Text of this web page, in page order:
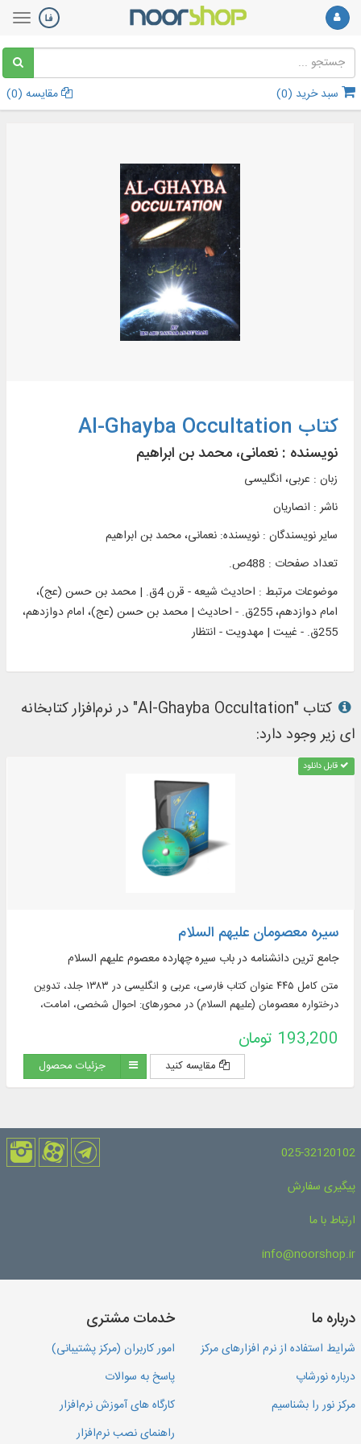
سبد خرید (0
) مقایسه (0
)
کتاب Al-Ghayba Occultation
نویسنده : نعمانی، محمد بن ابراهیم
زبان : عربی، انگلیسی
ناشر : انصاريان
سایر نویسندگان : نویسنده: نعمانی، محمد بن ابراهیم
تعداد صفحات : 488ص.
موضوعات مرتبط :
احادیث شیعه - قرن 4ق. | محمد بن حسن (عج)،
امام دوازدهم، 255ق. - احادیث | محمد بن حسن (عج)، امام دوازدهم،
255ق. - غیبت | مهدویت - انتظار
کتاب "Al-Ghayba Occultation" در نرم‌افزار کتابخانه
ای زیر وجود دارد:
قابل دانلود
سیره معصومان علیهم السلام
جامع ترین دانشنامه در باب سیره چهارده معصوم علیهم السلام
متن کامل ۴۴۵ عنوان کتاب فارسی، عربی و انگلیسی در ۱۳۸۳ جلد، تدوین
درختواره معصومان (علیهم السلام) در محورهای: احوال شخصی، امامت،
193,200 تومان
مقایسه کنید جزئیات محصول
025-32120102
پیگیری سفارش
ارتباط با ما
info@noorshop.ir
درباره ما
شرایط استفاده از نرم افزارهای مرکز
درباره نورشاپ
مرکز نور را بشناسیم
خدمات مشتری
امور کاربران (مرکز پشتیبانی)
پاسخ به سوالات
کارگاه های آموزش نرم‌افزار
راهنمای نصب نرم‌افزار